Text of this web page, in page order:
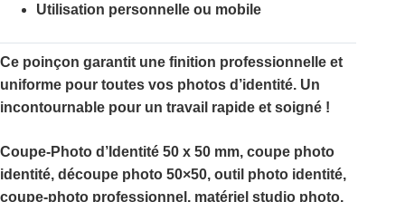
Utilisation personnelle ou mobile
Ce poinçon garantit une finition professionnelle et
uniforme pour toutes vos photos d’identité. Un
incontournable pour un travail rapide et soigné !
Coupe-Photo d’Identité 50 x 50 mm, coupe photo
identité, découpe photo 50×50, outil photo identité,
coupe-photo professionnel, matériel studio photo,